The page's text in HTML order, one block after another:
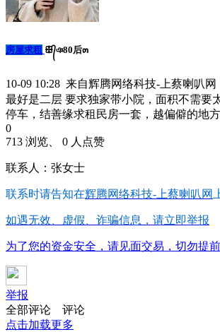
房屋求租 ꕥ᭄ঞ80后๓
10-09 10:28 来自辉腾网络科技-上蔡喇叭网
最好是二层 要求独家带小院，面积不需要
停车，结善缘求租民房一套，越偏僻的地
0
713 浏览、 0 人点赞
联系人：张女士
联系时请告知在辉腾网络科技-上蔡喇叭网
如遇无效、虚假、诈骗信息，请立即举报
为了您的资金安全，请见面交易，切勿提
举报
全部评论
评论
点击加载更多